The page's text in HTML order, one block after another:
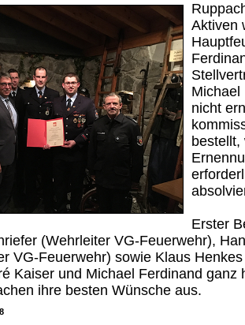
Aktiven
Michael
nicht
bestellt,
Erster
(Wehrleiter VG-Feuerwehr),
VG-Feuerwehr) sowie Klaus
Kaiser und Michael Ferdinand ganz
ihre besten Wünsche aus.